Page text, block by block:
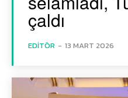
çaldı
EDITÖR - 13 MART 2026